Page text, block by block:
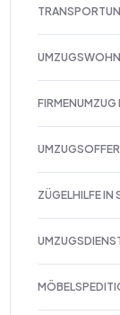
FIRMENUMZUG
ZÜGELHILFE IN